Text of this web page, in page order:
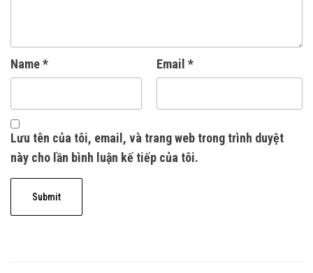
Name* Email *
Lưu tên của tôi, email, và trang web trong trình duyệt
này cho lần bình luận kế tiếp của tôi.